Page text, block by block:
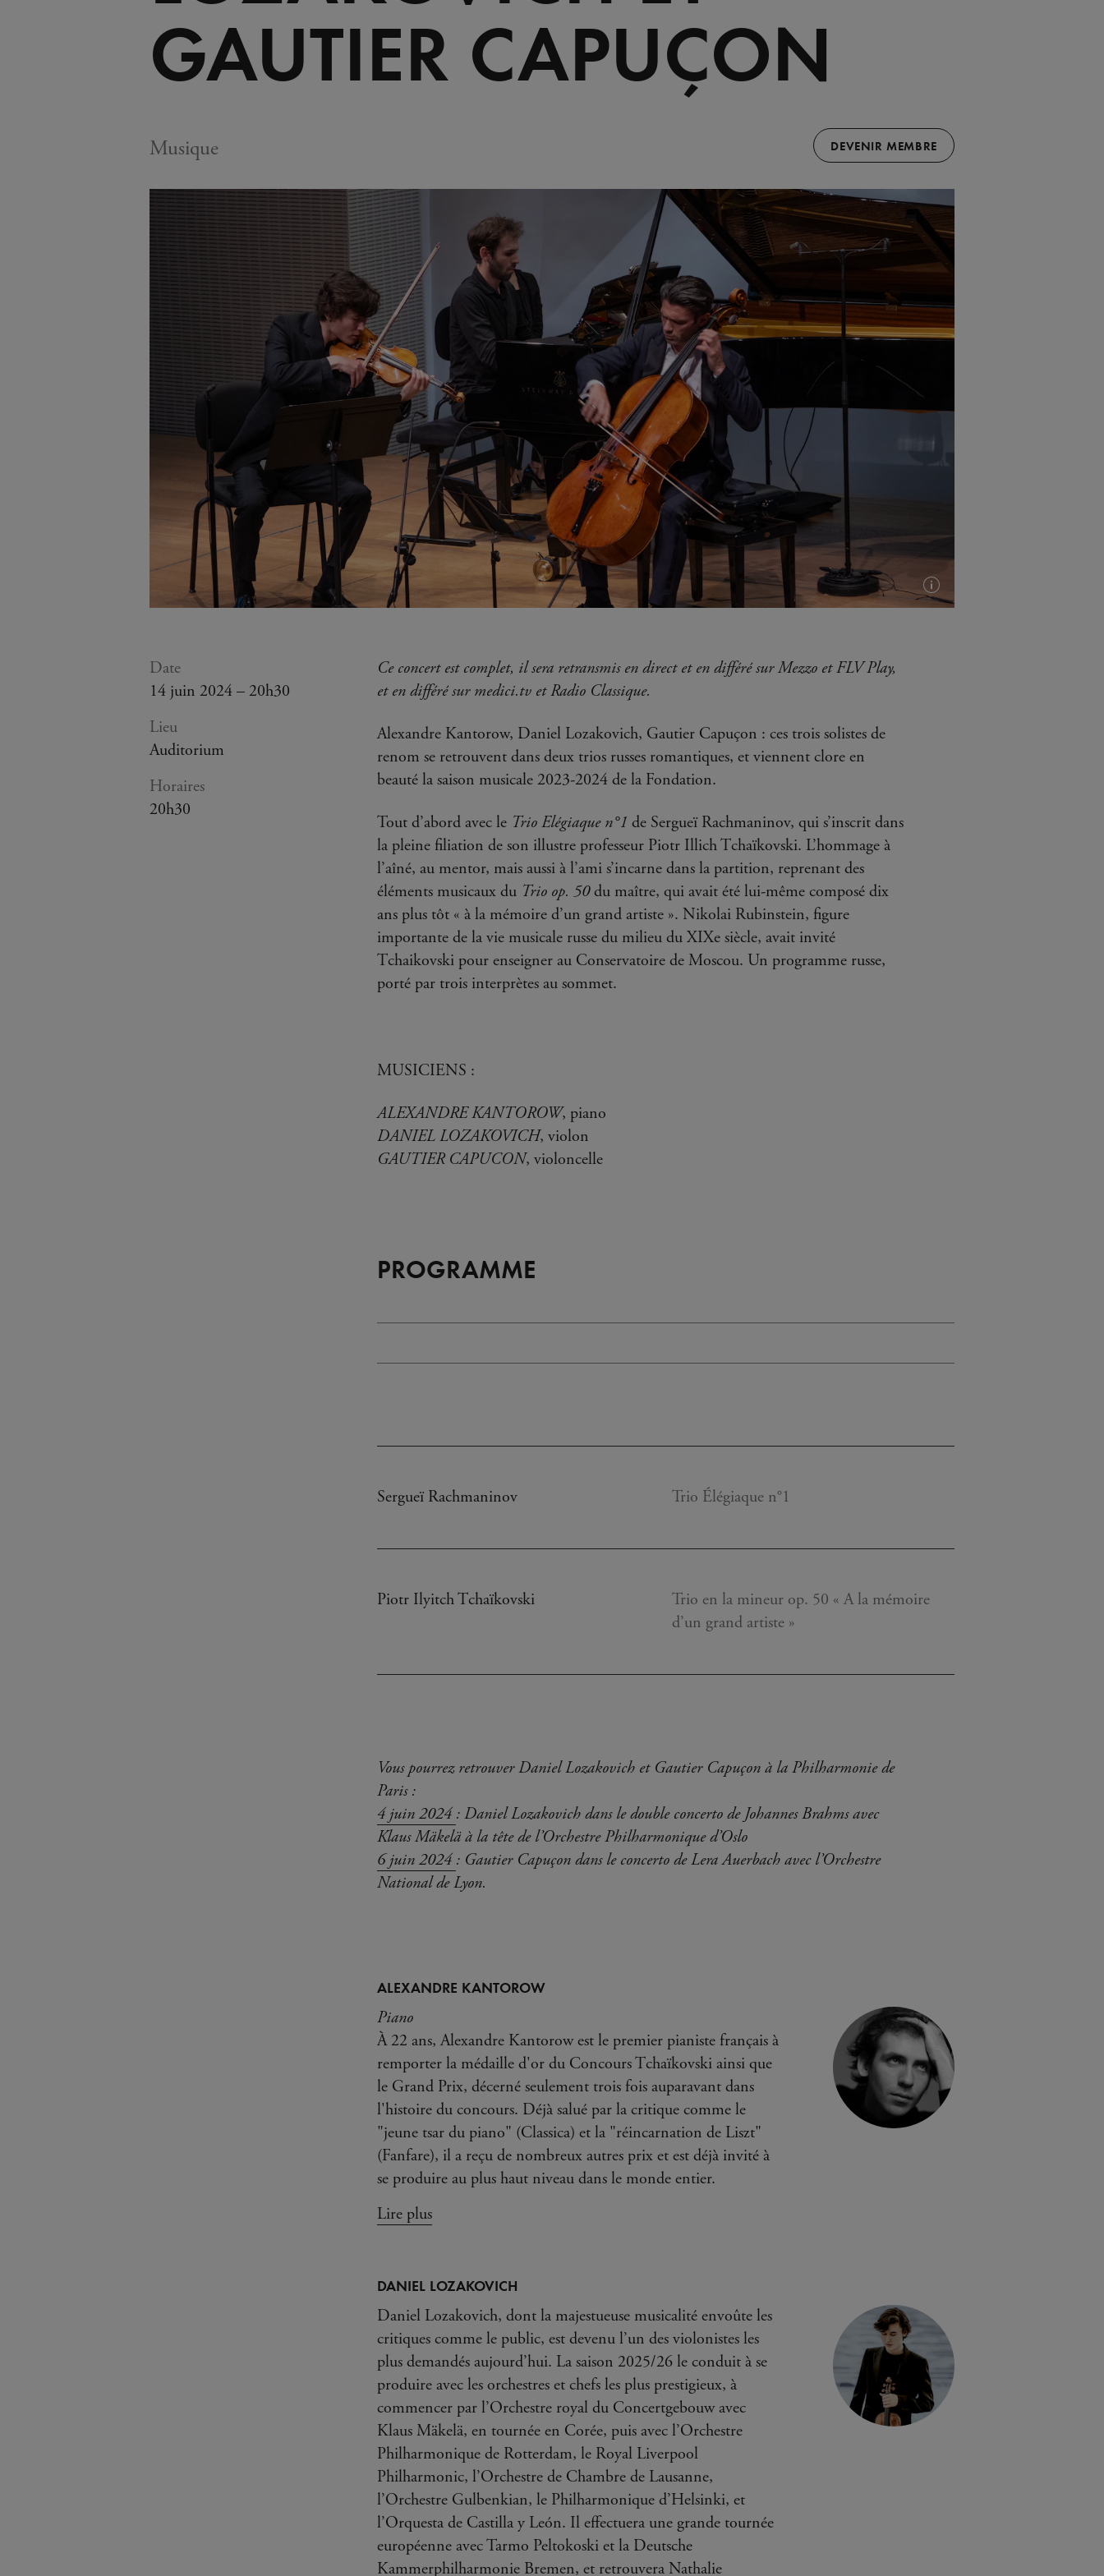
GAUTIER CAPUÇON
Musique DEVENIR MEMBRE
Plus
Date
14 juin 2024 – 20h30
Lieu
Auditorium
Horaires
20h30
Ce concert est complet, il sera retransmis en direct et en différé sur Mezzo et FLV Play,
et en différé sur medici.tv et Radio Classique.
Alexandre Kantorow, Daniel Lozakovich, Gautier Capuçon : ces trois solistes de
renom se retrouvent dans deux trios russes romantiques, et viennent clore en
beauté la saison musicale 2023-2024 de la Fondation.
Tout d’abord avec le Trio Elégiaque n°1 de Sergueï Rachmaninov, qui s’inscrit dans
la pleine filiation de son illustre professeur Piotr Illich Tchaïkovski. L’hommage à
l’aîné, au mentor, mais aussi à l’ami s’incarne dans la partition, reprenant des
éléments musicaux du Trio op. 50du maître, qui avait été lui-même composé dix
ans plus tôt « à la mémoire d’un grand artiste ». Nikolai Rubinstein, figure
importante de la vie musicale russe du milieu du XIXe siècle, avait invité
Tchaikovski pour enseigner au Conservatoire de Moscou. Un programme russe,
porté par trois interprètes au sommet.
MUSICIENS :
ALEXANDRE KANTOROW, piano
DANIEL LOZAKOVICH, violon
GAUTIER CAPUCON, violoncelle
PROGRAMME
Sergueï Rachmaninov Trio Élégiaque n°1
Piotr Ilyitch Tchaïkovski
Trio en la mineur op. 50 « A la mémoire
d’un grand artiste »
Vous pourrez retrouver Daniel Lozakovich et Gautier Capuçon à la Philharmonie de
Paris :
4 juin 2024 : Daniel Lozakovich dans le double concerto de Johannes Brahms avec
Klaus Mäkelä à la tête de l’Orchestre Philharmonique d’Oslo
6 juin 2024 : Gautier Capuçon dans le concerto de Lera Auerbach avec l’Orchestre
National de Lyon.
ALEXANDRE KANTOROW
Piano
À 22 ans, Alexandre Kantorow est le premier pianiste français à
remporter la médaille d'or du Concours Tchaïkovski ainsi que
le Grand Prix, décerné seulement trois fois auparavant dans
l'histoire du concours. Déjà salué par la critique comme le
"jeune tsar du piano" (Classica) et la "réincarnation de Liszt"
(Fanfare), il a reçu de nombreux autres prix et est déjà invité à
se produire au plus haut niveau dans le monde entier.
Lire plus
DANIEL LOZAKOVICH
Daniel Lozakovich, dont la majestueuse musicalité envoûte les
critiques comme le public, est devenu l’un des violonistes les
plus demandés aujourd’hui. La saison 2025/26 le conduit à se
produire avec les orchestres et chefs les plus prestigieux, à
commencer par l’Orchestre royal du Concertgebouw avec
Klaus Mäkelä, en tournée en Corée, puis avec l’Orchestre
Philharmonique de Rotterdam, le Royal Liverpool
Philharmonic, l’Orchestre de Chambre de Lausanne,
l’Orchestre Gulbenkian, le Philharmonique d’Helsinki, et
l’Orquesta de Castilla y León. Il effectuera une grande tournée
européenne avec Tarmo Peltokoski et la Deutsche
Kammerphilharmonie Bremen, et retrouvera Nathalie